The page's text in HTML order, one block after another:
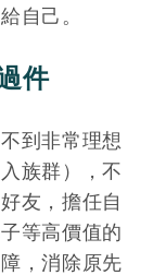
自己。
件
到非常理想
族群），不
友，擔任自
等高價值的
，消除原先